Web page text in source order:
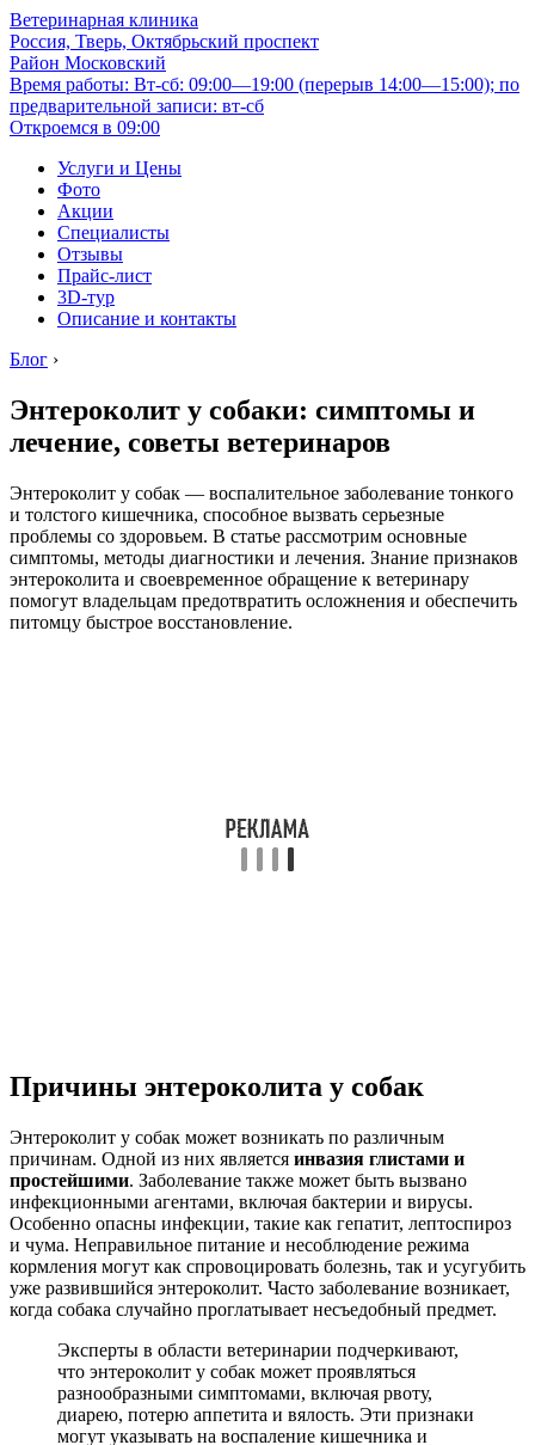
Ветеринарная клиника
Россия, Тверь, Октябрьский проспект
Район Московский
Время работы: Вт-сб: 09:00—19:00 (перерыв 14:00—15:00); по
предварительной записи: вт-сб
Откроемся в 09:00
Услуги и Цены
Фото
Акции
Специалисты
Отзывы
Прайс-лист
3D-тур
Описание и контакты
Блог ›
Энтероколит у собаки: симптомы и
лечение, советы ветеринаров
Энтероколит у собак — воспалительное заболевание тонкого
и толстого кишечника, способное вызвать серьезные
проблемы со здоровьем. В статье рассмотрим основные
симптомы, методы диагностики и лечения. Знание признаков
энтероколита и своевременное обращение к ветеринару
помогут владельцам предотвратить осложнения и обеспечить
питомцу быстрое восстановление.
Причины энтероколита у собак
Энтероколит у собак может возникать по различным
причинам. Одной из них является инвазия глистами и
простейшими. Заболевание также может быть вызвано
инфекционными агентами, включая бактерии и вирусы.
Особенно опасны инфекции, такие как гепатит, лептоспироз
и чума. Неправильное питание и несоблюдение режима
кормления могут как спровоцировать болезнь, так и усугубить
уже развившийся энтероколит. Часто заболевание возникает,
когда собака случайно проглатывает несъедобный предмет.
Эксперты в области ветеринарии подчеркивают,
что энтероколит у собак может проявляться
разнообразными симптомами, включая рвоту,
диарею, потерю аппетита и вялость. Эти признаки
могут указывать на воспаление кишечника и